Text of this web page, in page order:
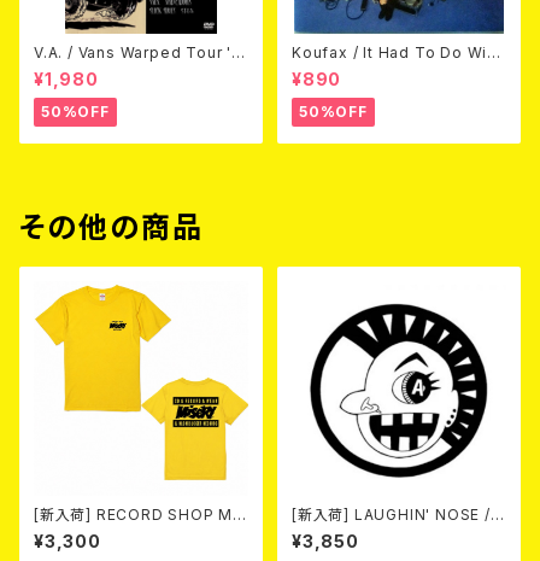
V.A. / Vans Warped Tour '0
3 (DVD)
¥1,980
50%OFF
Koufax / It Had To Do With
Love (CD)
¥890
50%OFF
その他の商品
[新入荷] RECORD SHOP MIS
ERY / 33th anniversary T-s
hirts (yellow ①)
¥3,300
[新入荷] LAUGHIN' NOSE / P
USSY FOR SALE (LP)
¥3,850